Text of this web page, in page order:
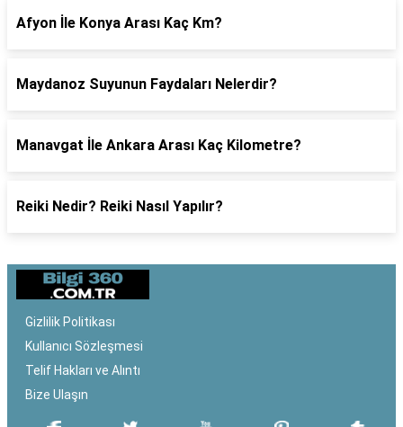
Afyon İle Konya Arası Kaç Km?
Maydanoz Suyunun Faydaları Nelerdir?
Manavgat İle Ankara Arası Kaç Kilometre?
Reiki Nedir? Reiki Nasıl Yapılır?
Gizlilik Politikası
Kullanıcı Sözleşmesi
Telif Hakları ve Alıntı
Bize Ulaşın